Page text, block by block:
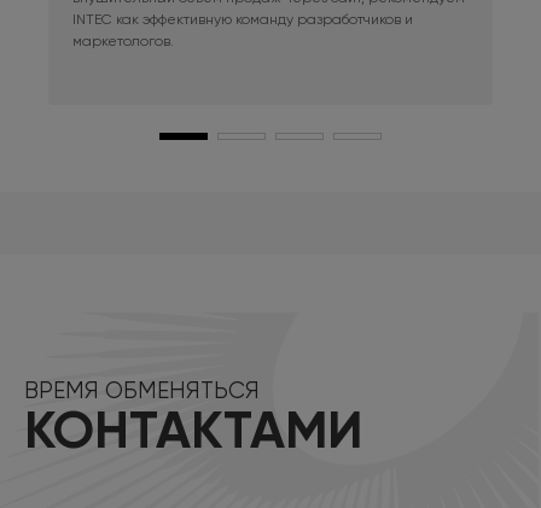
INTEC как эффективную команду разработчиков и
маркетологов.
ВРЕМЯ ОБМЕНЯТЬСЯ
КОНТАКТАМИ